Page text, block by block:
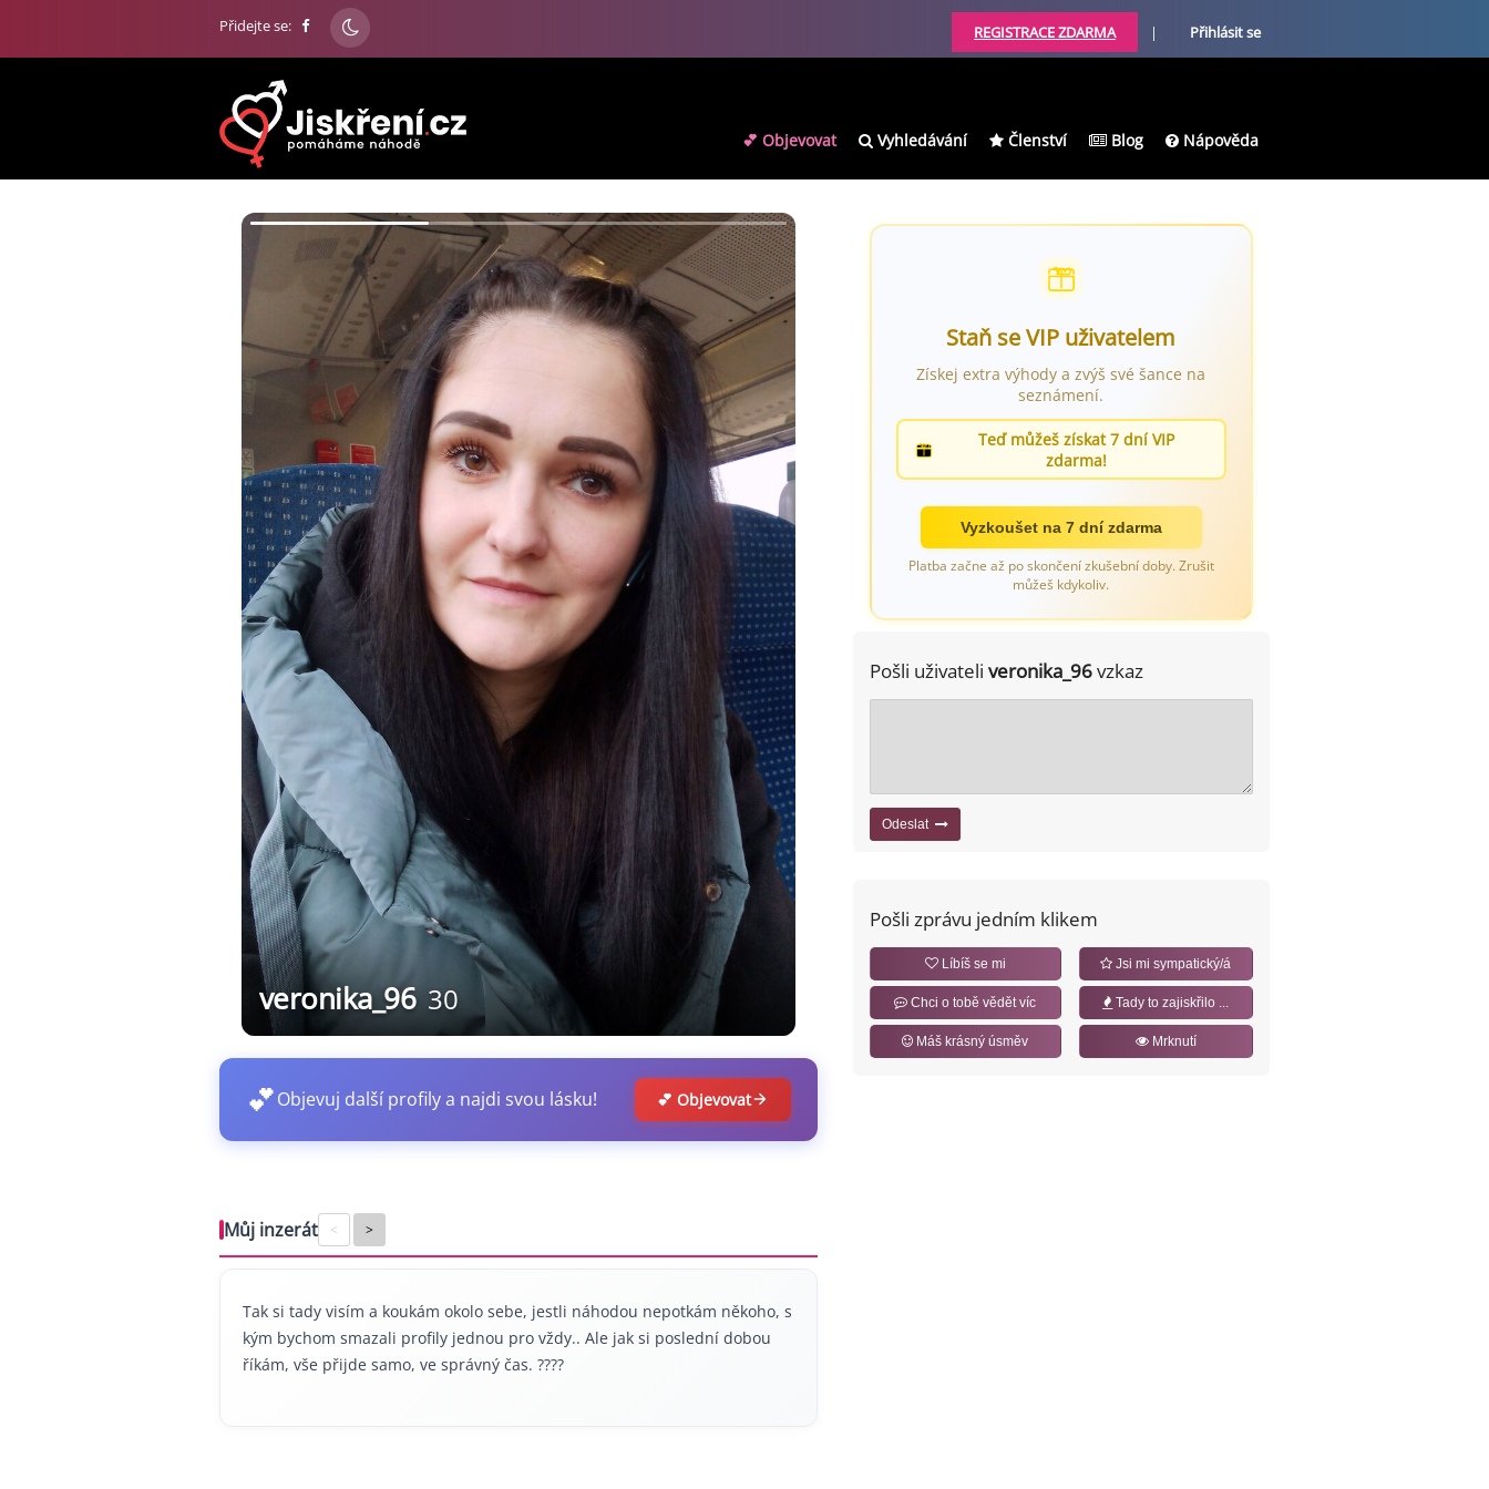
Přidejte se: REGISTRACE ZDARMA | Přihlásit se
💕 Objevovat Vyhledávání Členství Blog Nápověda
veronika_96 30
💕Objevuj další profily a najdi svou lásku! 💕 Objevovat
Můj inzerát < >
Tak si tady visím a koukám okolo sebe, jestli náhodou nepotkám někoho, s
kým bychom smazali profily jednou pro vždy.. Ale jak si poslední dobou
říkám, vše přijde samo, ve správný čas. ????
Staň se VIP uživatelem
Získej extra výhody a zvýš své šance na
seznámení.
Teď můžeš získat 7 dní VIP
zdarma!
Vyzkoušet na 7 dní zdarma
Platba začne až po skončení zkušební doby. Zrušit
můžeš kdykoliv.
Pošli uživateli veronika_96vzkaz
Odeslat
Pošli zprávu jedním klikem
Líbíš se mi Jsi mi sympatický/á
Chci o tobě vědět víc Tady to zajiskřilo ...
Máš krásný úsměv Mrknutí